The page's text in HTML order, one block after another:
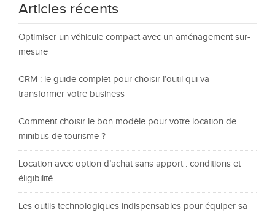
Articles récents
Optimiser un véhicule compact avec un aménagement sur-
mesure
CRM : le guide complet pour choisir l’outil qui va
transformer votre business
Comment choisir le bon modèle pour votre location de
minibus de tourisme ?
Location avec option d’achat sans apport : conditions et
éligibilité
Les outils technologiques indispensables pour équiper sa